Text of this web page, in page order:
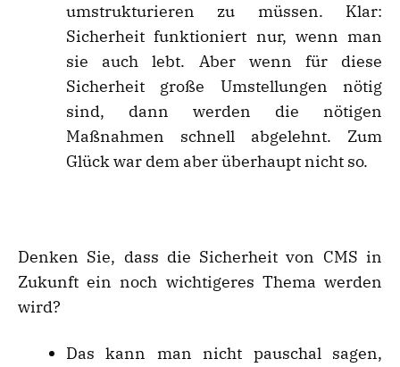
umstrukturieren zu müssen. Klar:
Sicherheit funktioniert nur, wenn man
sie auch lebt. Aber wenn für diese
Sicherheit große Umstellungen nötig
sind, dann werden die nötigen
Maßnahmen schnell abgelehnt. Zum
Glück war dem aber überhaupt nicht so.
Denken Sie, dass die Sicherheit von CMS in
Zukunft ein noch wichtigeres Thema werden
wird?
Das kann man nicht pauschal sagen,